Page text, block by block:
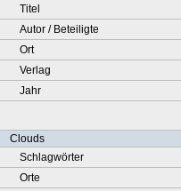
Titel
Autor / Beteiligte
Ort
Verlag
Jahr
Clouds
Schlagwörter
Orte